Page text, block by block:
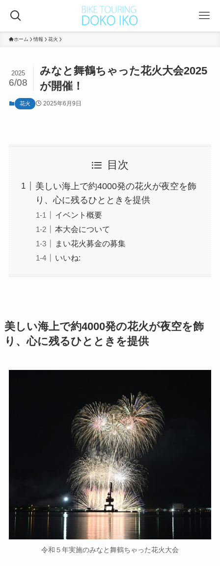
ホーム 情報 花火
みなと舞鶴ちゃった花火大会2025
が開催！
2025
6/08
花火 2025年6月9日
目次
美しい海上で約4000発の花火が夜空を飾
り、心に残るひとときを提供
イベント概要
本大会について
まい花火募金の募集
いいね:
美しい海上で約4000発の花火が夜空を飾
り、心に残るひとときを提供
令和５年実施のみなと舞鶴ちゃった花火大会